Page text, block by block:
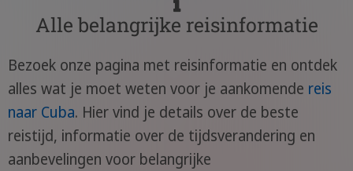
Alle belangrijke reisinformatie
Bezoek onze pagina met reisinformatie en ontdek
alles wat je moet weten voor je aankomende reis
naar Cuba. Hier vind je details over de beste
reistijd, informatie over de tijdsverandering en
aanbevelingen voor belangrijke